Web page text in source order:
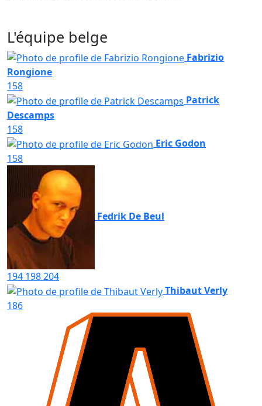
L'équipe belge
Fabrizio
Rongione
158
Patrick
Descamps
158
Eric Godon
158
Fedrik De Beul
194 198204
Thibaut Verly
186